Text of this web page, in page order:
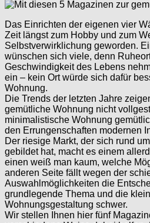
Das Einrichten der eigenen vier
Zeit längst zum Hobby und zum
Selbstverwirklichung geworden.
wünschen sich viele, denn
Geschwindigkeit des Lebens
ein – kein Ort würde sich dafür
Wohnung.
Die Trends der letzten Jahre
gemütliche Wohnung nicht
minimalistische Wohnung
den Errungenschaften modernen
Der riesige Markt, der sich rund
gebildet hat, macht es einem
einen weiß man kaum, welche
anderen Seite fällt wegen der
Auswahlmöglichkeiten die
grundlegende Thema und die
Wohnungsgestaltung schwer.
Wir stellen Ihnen hier fünf